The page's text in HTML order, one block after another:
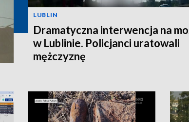
LUBLIN
Dramatyczna interwencja na
w Lublinie. Policjanci uratowali
mężczyznę